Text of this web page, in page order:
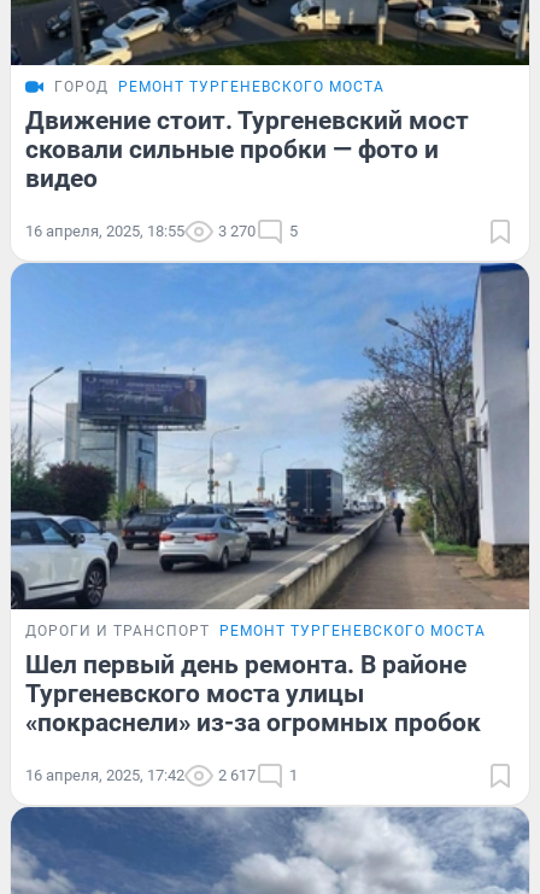
ГОРОД РЕМОНТ ТУРГЕНЕВСКОГО МОСТА
Движение стоит. Тургеневский мост
сковали сильные пробки — фото и
видео
16 апреля, 2025, 18:55 3 270 5
ДОРОГИ И ТРАНСПОРТ РЕМОНТ ТУРГЕНЕВСКОГО МОСТА
Шел первый день ремонта. В районе
Тургеневского моста улицы
«покраснели» из-за огромных пробок
16 апреля, 2025, 17:42 2 617 1